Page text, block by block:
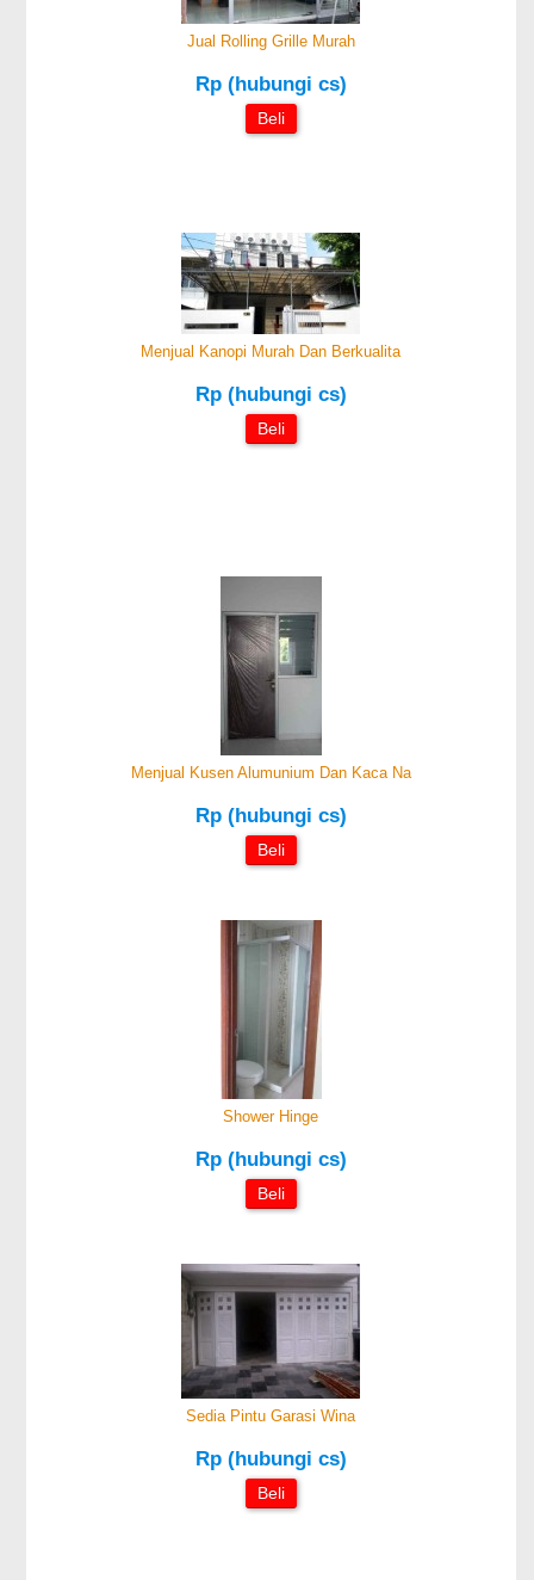
Jual Rolling Grille Murah
Rp (hubungi cs)
Beli
Menjual Kanopi Murah Dan Berkualita
Rp (hubungi cs)
Beli
Menjual Kusen Alumunium Dan Kaca Na
Rp (hubungi cs)
Beli
Shower Hinge
Rp (hubungi cs)
Beli
Sedia Pintu Garasi Wina
Rp (hubungi cs)
Beli